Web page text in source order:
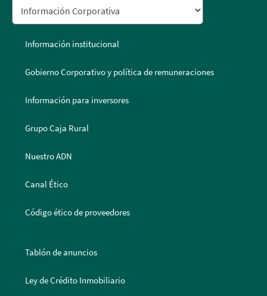
Información institucional
Gobierno Corporativo y política de remuneraciones
Información para inversores
Grupo Caja Rural
Nuestro ADN
Canal Ético
Código ético de proveedores
Tablón de anuncios
Ley de Crédito Inmobiliario